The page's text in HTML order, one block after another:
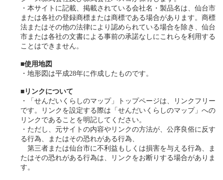
・本サイトに記載、掲載されている会社名・製品名は、仙台市
または各社の登録商標または商標である場合があります。商標
法またはその他の法律により認められている場合を除き、仙台
市または各社の文書による事前の承諾なしにこれらを利用する
ことはできません。
■使用地図
・地形図は平成28年に作成したものです。
■リンクについて
・「せんだいくらしのマップ」トップページは、リンクフリー
です。リンクを設定する際は「せんだいくらしのマップ」への
リンクであることを明記してください。
・ただし、元サイトの内容やリンクの方法が、公序良俗に反す
る行為、またはその恐れがある行為、
第三者または仙台市に不利益もしくは損害を与える行為、ま
たはその恐れがある行為は、リンクをお断りする場合がありま
す。